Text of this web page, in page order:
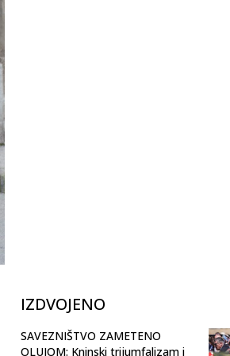
IZDVOJENO
SAVEZNIŠTVO ZAMETENO
OLUJOM: Kninski trijumfalizam i